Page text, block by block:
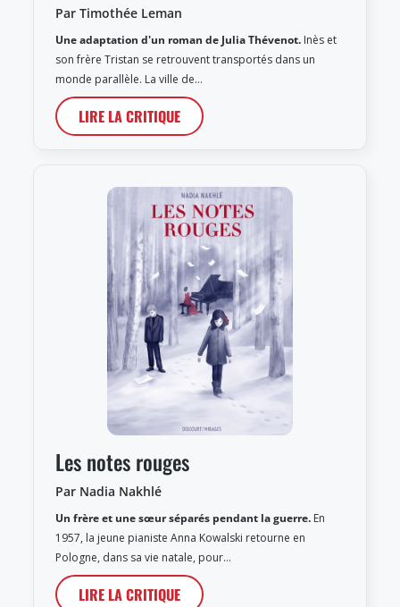
Par Timothée Leman
Une adaptation d'un roman de Julia Thévenot. Inès et
son frère Tristan se retrouvent transportés dans un
monde parallèle. La ville de…
LIRE LA CRITIQUE
Les notes rouges
Par Nadia Nakhlé
Un frère et une sœur séparés pendant la guerre. En
1957, la jeune pianiste Anna Kowalski retourne en
Pologne, dans sa vie natale, pour…
LIRE LA CRITIQUE